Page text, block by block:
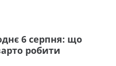
6 серпня: що
робити